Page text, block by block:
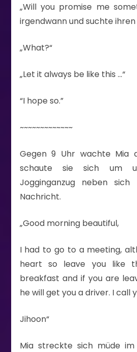
„Will you promise me
irgendwann und suchte ihren
„What?“
„Let it always be like this …“
“I hope so.”
~~~~~~~~~~~~~
Gegen 9 Uhr wachte Mia
schaute sie sich um
Jogginganzug neben
Nachricht.
„Good morning beautiful,
I had to go to a meeting,
heart so leave you like
breakfast and if you are
he will get you a driver. I call
Jihoon“
Mia streckte sich müde